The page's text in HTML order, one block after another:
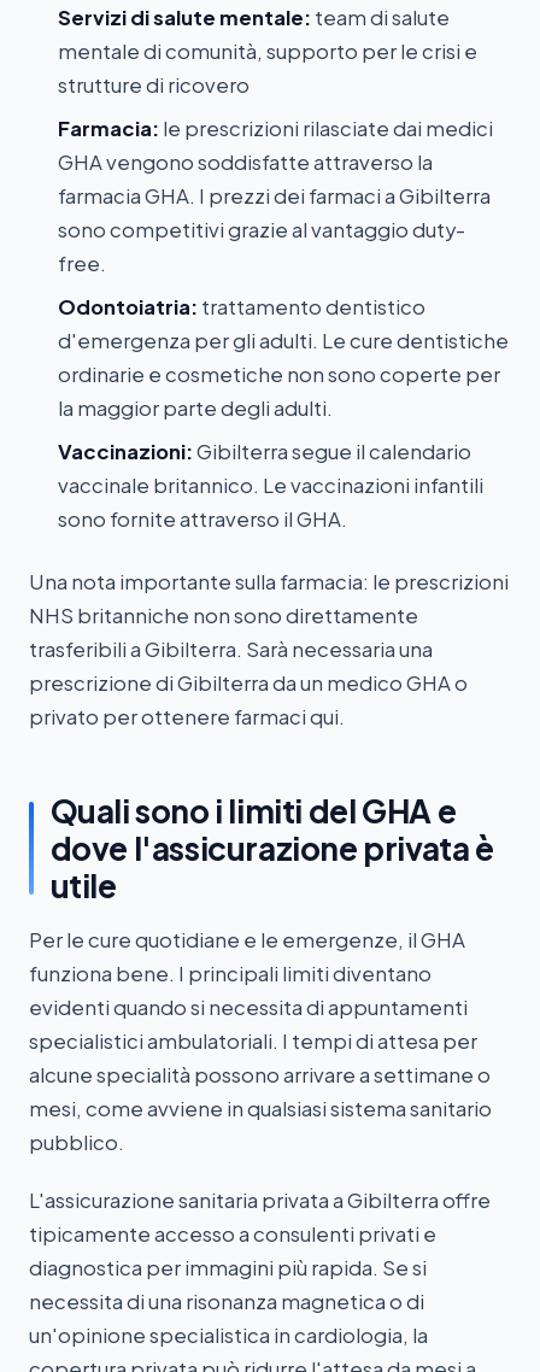
Servizi di salute mentale: team di salute
mentale di comunità, supporto per le crisi e
strutture di ricovero
Farmacia: le prescrizioni rilasciate dai medici
GHA vengono soddisfatte attraverso la
farmacia GHA. I prezzi dei farmaci a Gibilterra
sono competitivi grazie al vantaggio duty-
free.
Odontoiatria: trattamento dentistico
d'emergenza per gli adulti. Le cure dentistiche
ordinarie e cosmetiche non sono coperte per
la maggior parte degli adulti.
Vaccinazioni:Gibilterra segue il calendario
vaccinale britannico. Le vaccinazioni infantili
sono fornite attraverso il GHA.
Una nota importante sulla farmacia: le prescrizioni
NHS britanniche non sono direttamente
trasferibili a Gibilterra. Sarà necessaria una
prescrizione di Gibilterra da un medico GHA o
privato per ottenere farmaci qui.
Quali sono i limiti del GHA e
dove l'assicurazione privata è
utile
Per le cure quotidiane e le emergenze, il GHA
funziona bene. I principali limiti diventano
evidenti quando si necessita di appuntamenti
specialistici ambulatoriali. I tempi di attesa per
alcune specialità possono arrivare a settimane o
mesi, come avviene in qualsiasi sistema sanitario
pubblico.
L'assicurazione sanitaria privata a Gibilterra offre
tipicamente accesso a consulenti privati e
diagnostica per immagini più rapida. Se si
necessita di una risonanza magnetica o di
un'opinione specialistica in cardiologia, la